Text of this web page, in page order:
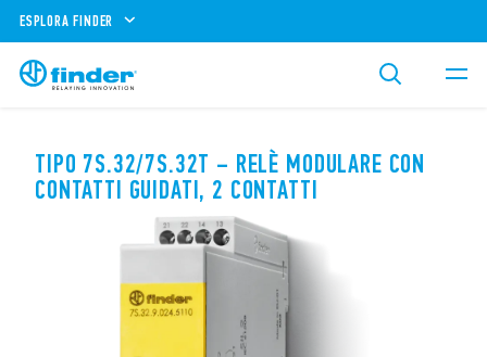
ESPLORA FINDER
TIPO 7S.32/7S.32T – RELÈ MODULARE CON
CONTATTI GUIDATI, 2 CONTATTI